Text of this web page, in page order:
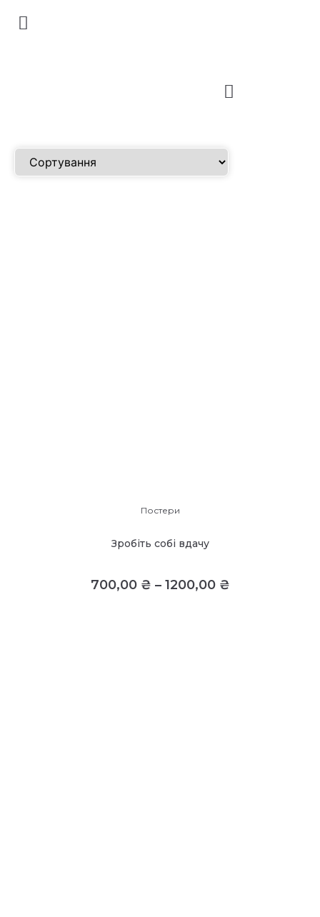
Постери
Зробіть собі вдачу
700,00 ₴ – 1200,00 ₴